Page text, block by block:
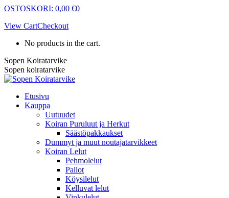
Skip
content
OSTOSKORI: 0,00 €0
View CartCheckout
No products in the cart.
Sopen Koiratarvike
Sopen koiratarvike
Etusivu
Kauppa
Uutuudet
Koiran Puruluut ja Herkut
Säästöpakkaukset
Dummyt ja muut noutajatarvikkeet
Koiran Lelut
Pehmolelut
Pallot
Köysilelut
Kelluvat lelut